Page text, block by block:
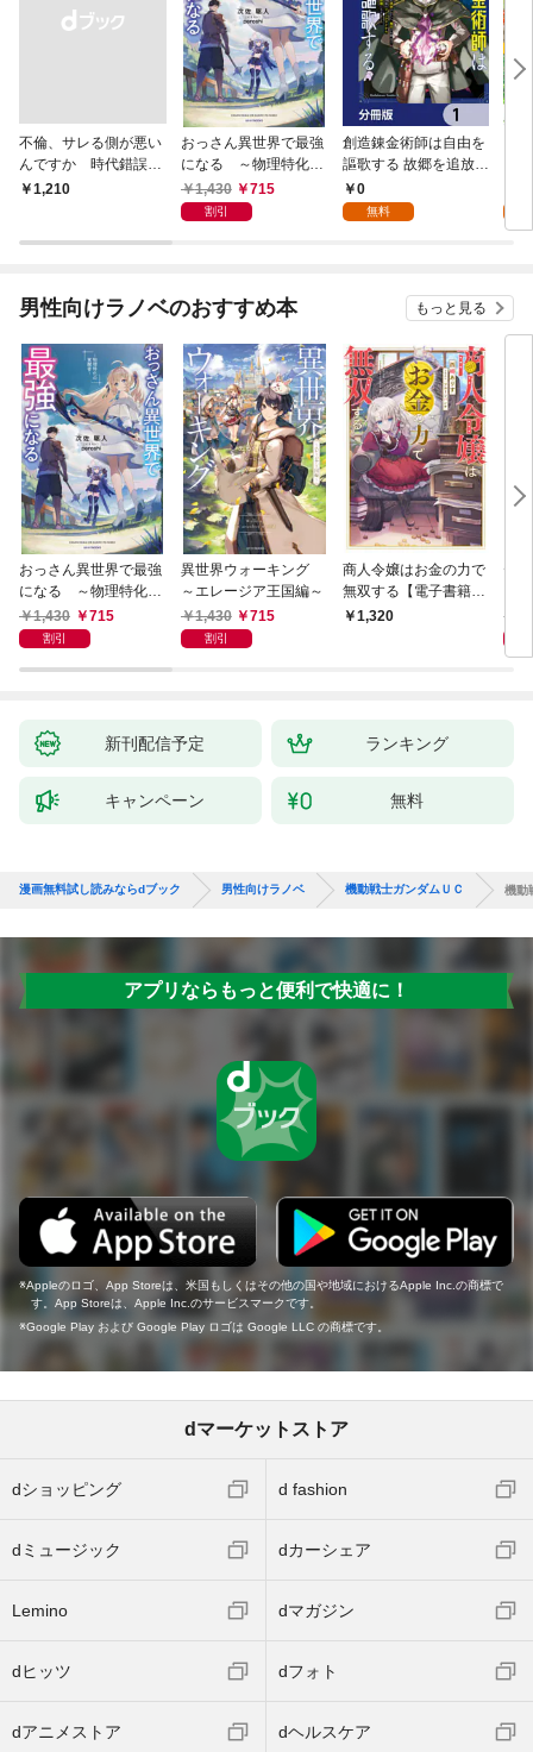
不倫、サレる側が悪い
んですか 時代錯誤な
クズ夫は捨てさせてい
￥1,210
おっさん異世界で最強
になる ～物理特化の
覚醒者～
1,430 715
割引
創造錬金術師は自由を
謳歌する 故郷を追放さ
れたら、魔王のお膝元
で超絶効果のマジック
0
無料
話】
男性向けラノベのおすすめ本 もっと見る
おっさん異世界で最強
になる ～物理特化の
覚醒者～
1,430 715
割引
異世界ウォーキング
～エレージア王国編～
1,430
715
割引
商人令嬢はお金の力で
無双する【電子書籍限
定書き下ろしSS付
1,320
デ
新刊配信予定 ランキング
キャンペーン 無料
漫画無料試し読みならdブック 男性向けラノベ 機動戦士ガンダムＵＣ 機動
アプリならもっと便利で快適に！
Appleのロゴ、App Storeは、米国もしくはその他の国や地域におけるApple Inc.の商標で
す。App Storeは、Apple Inc.のサービスマークです。
Google Play および Google Play ロゴは Google LLC の商標です。
dマーケットストア
dショッピング d fashion
dミュージック dカーシェア
Lemino dマガジン
dヒッツ dフォト
dアニメストア dヘルスケア